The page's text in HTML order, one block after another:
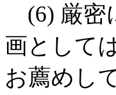
(6) 厳密
画として
お薦めし